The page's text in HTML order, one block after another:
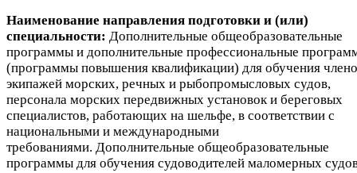
Наименование направления подготовки и (или)
специальности: Дополнительные общеобразовательные
программы и дополнительные профессиональные
(программы повышения квалификации) для обучения
экипажей морских, речных и рыбопромысловых судов,
персонала морских передвижных установок и береговых
специалистов, работающих на шельфе, в соответствии с
национальными и международными
требованиями. Дополнительные общеобразовательные
программы для обучения судоводителей маломерных